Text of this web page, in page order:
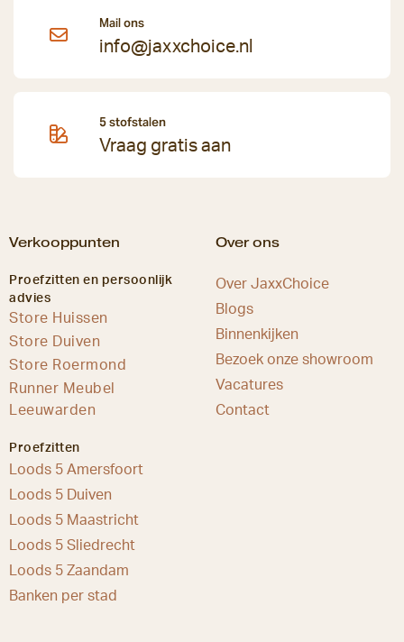
Mail ons
info@jaxxchoice.nl
5 stofstalen
Vraag gratis aan
Verkooppunten
Proefzitten en persoonlijk
advies
Store Huissen
Store Duiven
Store Roermond
Runner Meubel
Leeuwarden
Proefzitten
Loods 5 Amersfoort
Loods 5 Duiven
Loods 5 Maastricht
Loods 5 Sliedrecht
Loods 5 Zaandam
Banken per stad
Over ons
Over JaxxChoice
Blogs
Binnenkijken
Bezoek onze showroom
Vacatures
Contact